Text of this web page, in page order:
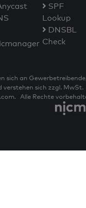
SPF
Lookup
DNSBL
Check
sich an
verstehen sich zzgl. MwSt.
Alle Rechte